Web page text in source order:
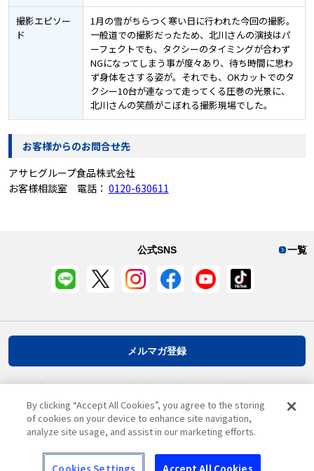
撮影エピソー
ド
1月の雪がちらつく寒い日に行われた今回の撮影。
一般道での撮影だったため、北川さんの演技はパ
ーフェクトでも、タクシーのタイミングが合わず
NGになってしまう事が度々あり、待ち時間に思わ
ず身体をさする姿が。それでも、OKカットでのタ
クシー10台が連なって走ってくる圧巻の光景に、
北川さんの笑顔がこぼれる撮影現場でした。
お客様からのお問合せ先
アサヒグループ食品株式会社
お客様相談室 電話： 0120-630611
一覧
公式SNS
メルマガ登録
By clicking “Accept All Cookies”, you agree to the storing
of cookies on your device to enhance site navigation,
analyze site usage, and assist in our marketing efforts.